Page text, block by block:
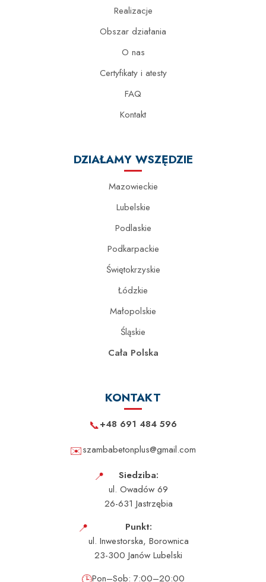
Realizacje
Obszar działania
O nas
Certyfikaty i atesty
FAQ
Kontakt
DZIAŁAMY WSZĘDZIE
Mazowieckie
Lubelskie
Podlaskie
Podkarpackie
Świętokrzyskie
Łódzkie
Małopolskie
Śląskie
Cała Polska
KONTAKT
📞+48 691 484 596
✉️szambabetonplus@gmail.com
📍
Siedziba:
ul. Owadów 69
26-631 Jastrzębia
📍
Punkt:
ul. Inwestorska, Borownica
23-300 Janów Lubelski
Pon–Sob: 7:00–20:00